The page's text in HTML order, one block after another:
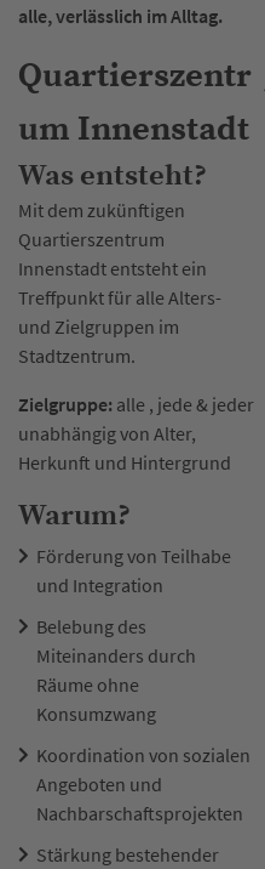
alle, verlässlich im Alltag.
Quartierszentr
um Innenstadt
Was entsteht?
Mit dem zukünftigen
Quartierszentrum
Innenstadt entsteht ein
Treffpunkt für alle Alters-
und Zielgruppen im
Stadtzentrum.
Zielgruppe: alle , jede & jeder
unabhängig von Alter,
Herkunft und Hintergrund
Warum?
Förderung von Teilhabe
und Integration
Belebung des
Miteinanders durch
Räume ohne
Konsumzwang
Koordination von sozialen
Angeboten und
Nachbarschaftsprojekten
Stärkung bestehender